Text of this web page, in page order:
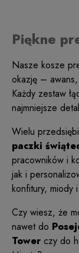
Piękne
Nasze kosze
okazję –
Każdy zestaw
najmniejsze
Wielu
paczki
pracowników i
jak i
konfitury, miody
Czy wiesz, że
nawet do
Tower czy do